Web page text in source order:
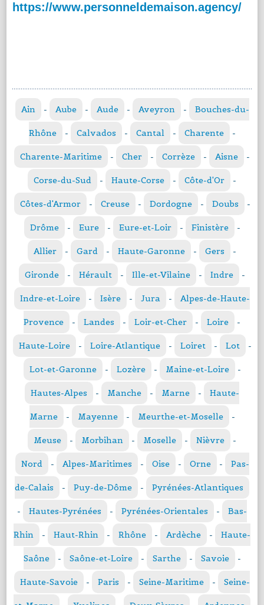
https://www.personneldemaison.agency/
Ain - Aube - Aude - Aveyron - Bouches-du-
Rhône - Calvados - Cantal - Charente -
Charente-Maritime - Cher - Corrèze - Aisne -
Corse-du-Sud - Haute-Corse - Côte-d'Or -
Côtes-d'Armor - Creuse - Dordogne - Doubs -
Drôme - Eure - Eure-et-Loir - Finistère -
Allier - Gard - Haute-Garonne - Gers -
Gironde - Hérault - Ille-et-Vilaine - Indre -
Indre-et-Loire - Isère - Jura - Alpes-de-Haute-
Provence - Landes - Loir-et-Cher - Loire -
Haute-Loire - Loire-Atlantique - Loiret - Lot -
Lot-et-Garonne - Lozère - Maine-et-Loire -
Hautes-Alpes - Manche - Marne - Haute-
Marne - Mayenne - Meurthe-et-Moselle -
Meuse - Morbihan - Moselle - Nièvre -
Nord - Alpes-Maritimes - Oise - Orne - Pas-
de-Calais - Puy-de-Dôme - Pyrénées-Atlantiques
- Hautes-Pyrénées - Pyrénées-Orientales - Bas-
Rhin - Haut-Rhin - Rhône - Ardèche - Haute-
Saône - Saône-et-Loire - Sarthe - Savoie -
Haute-Savoie - Paris - Seine-Maritime - Seine-